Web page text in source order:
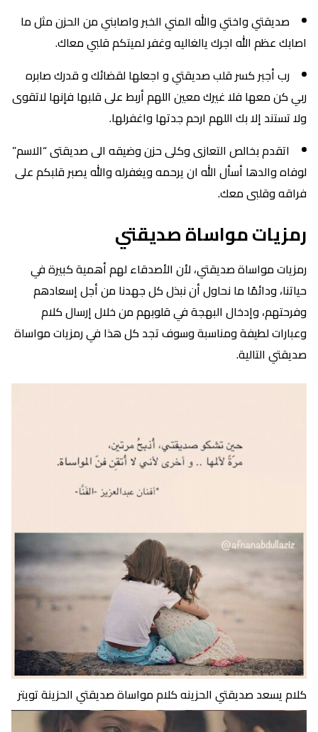
صديقتي واختي والله المني الخبر واصابني من الحزن مثل ما
اصابك عظم الله اجرك يالغاليه وغفر لميتكم قلبي معاك.
رب أجبر كسر قلب صديقتي و اجعلها لقضائك و قدرك صابره
ربي كن معها فلا غيرك معين اللهم أربط على قلبها فإنها لاتقوى
ولا تستند إلا بك اللهم ارحم جدتها واغفرلها.
اتقدم بخالص التعازى وكلى حزن وضيقه الى صديقتى “الاسم”
لوفاه والدها أسأل الله ان يرحمه ويغفرله والله يصبر قلبكم على
فراقه وقلبى معك.
رمزيات مواساة صديقتي
رمزيات مواساة صديقتي، لأن الأصدقاء لهم أهمية كبيرة في
حياتنا، ودائمًا ما نحاول أن نبذل كل جهدنا من أجل إسعادهم
وفرحتهم، وإدخال البهجة في قلوبهم من خلال إرسال كلام
وعبارات لطيفة ومناسبة وسوف تجد كل هذا في رمزيات مواساة
صديقتي التالية.
كلام يسعد صديقتي الحزينه كلام مواساة صديقتي الحزينة تويتر